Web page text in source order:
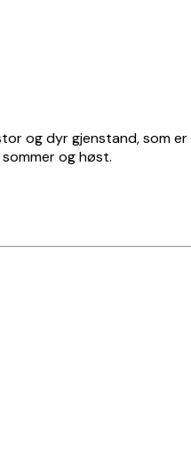
og dyr gjenstand, som
og høst.